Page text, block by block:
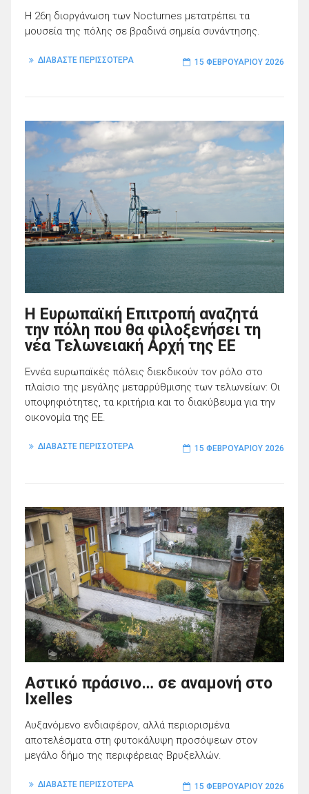
Η 26η διοργάνωση των Nocturnes μετατρέπει τα
μουσεία της πόλης σε βραδινά σημεία συνάντησης.
ΔΙΑΒΑΣΤΕ ΠΕΡΙΣΣΟΤΕΡΑ 15 ΦΕΒΡΟΥΑΡΊΟΥ 2026
Η Ευρωπαϊκή Επιτροπή αναζητά
την πόλη που θα φιλοξενήσει τη
νέα Τελωνειακή Αρχή της ΕΕ
Εννέα ευρωπαϊκές πόλεις διεκδικούν τον ρόλο στο
πλαίσιο της μεγάλης μεταρρύθμισης των τελωνείων: Οι
υποψηφιότητες, τα κριτήρια και το διακύβευμα για την
οικονομία της ΕΕ.
ΔΙΑΒΑΣΤΕ ΠΕΡΙΣΣΟΤΕΡΑ 15 ΦΕΒΡΟΥΑΡΊΟΥ 2026
Αστικό πράσινο… σε αναμονή στο
Ixelles
Αυξανόμενο ενδιαφέρον, αλλά περιορισμένα
αποτελέσματα στη φυτοκάλυψη προσόψεων στον
μεγάλο δήμο της περιφέρειας Βρυξελλών.
ΔΙΑΒΑΣΤΕ ΠΕΡΙΣΣΟΤΕΡΑ 15 ΦΕΒΡΟΥΑΡΊΟΥ 2026